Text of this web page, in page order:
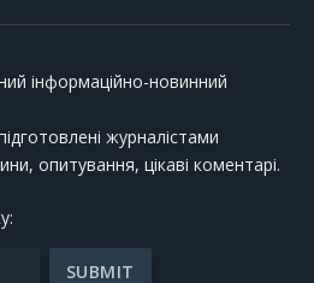
інформаційно-новинний
журналістами
опитування, цікаві коментарі.